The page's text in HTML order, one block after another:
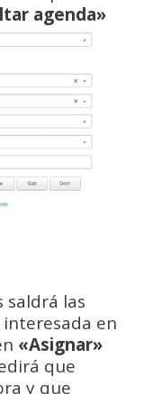
agenda»
saldrá las
en
«Asignar»
que
y que